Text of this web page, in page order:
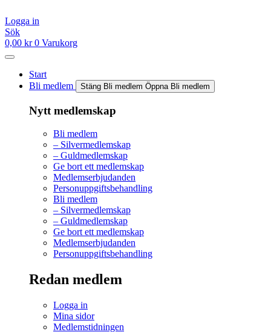
till
innehåll
Logga in
Sök
0,00 kr 0 Varukorg
Start
Bli medlem
Stäng Bli medlem Öppna Bli medlem
Nytt medlemskap
Bli medlem
– Silvermedlemskap
– Guldmedlemskap
Ge bort ett medlemskap
Medlemserbjudanden
Personuppgiftsbehandling
Bli medlem
– Silvermedlemskap
– Guldmedlemskap
Ge bort ett medlemskap
Medlemserbjudanden
Personuppgiftsbehandling
Redan medlem
Logga in
Mina sidor
Medlemstidningen